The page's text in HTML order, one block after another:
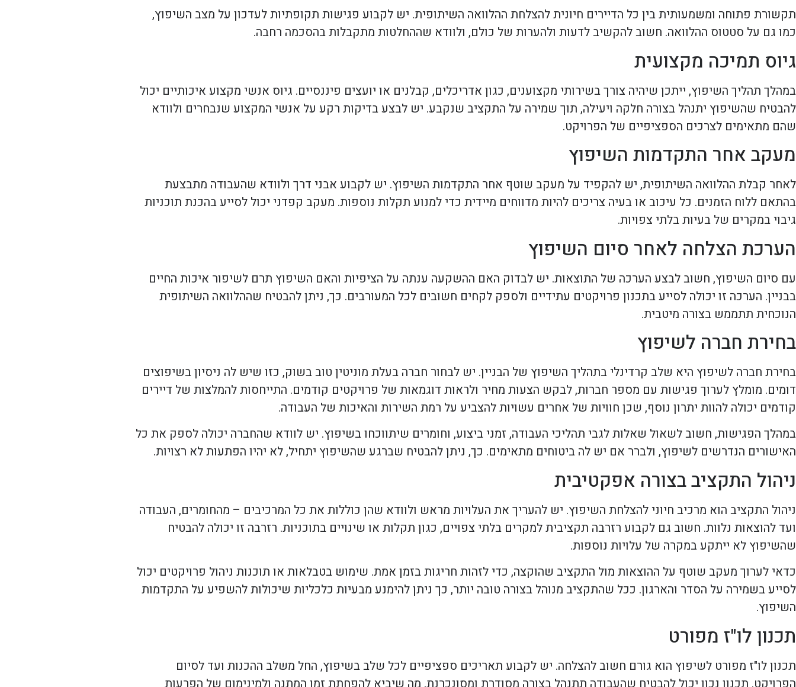
תקשורת פתוחה ומשמעותית בין כל הדיירים חיונית להצלחת ההלוואה השיתופית. יש לקבוע פגישות תקופתיות לעדכון על מצב השיפוץ,
כמו גם על סטטוס ההלוואה. חשוב להקשיב לדעות ולהערות של כולם, ולוודא שההחלטות מתקבלות בהסכמה רחבה.
גיוס תמיכה מקצועית
במהלך תהליך השיפוץ, ייתכן שיהיה צורך בשירותי מקצוענים, כגון אדריכלים, קבלנים או יועצים פיננסיים. גיוס אנשי מקצוע איכותיים יכול
להבטיח שהשיפוץ יתנהל בצורה חלקה ויעילה, תוך שמירה על התקציב שנקבע. יש לבצע בדיקות רקע על אנשי המקצוע שנבחרים ולוודא
שהם מתאימים לצרכים הספציפיים של הפרויקט.
מעקב אחר התקדמות השיפוץ
לאחר קבלת ההלוואה השיתופית, יש להקפיד על מעקב שוטף אחר התקדמות השיפוץ. יש לקבוע אבני דרך ולוודא שהעבודה מתבצעת
בהתאם ללוח הזמנים. כל עיכוב או בעיה צריכים להיות מדווחים מיידית כדי למנוע תקלות נוספות. מעקב קפדני יכול לסייע בהכנת תוכניות
גיבוי במקרים של בעיות בלתי צפויות.
הערכת הצלחה לאחר סיום השיפוץ
עם סיום השיפוץ, חשוב לבצע הערכה של התוצאות. יש לבדוק האם ההשקעה ענתה על הציפיות והאם השיפוץ תרם לשיפור איכות החיים
בבניין. הערכה זו יכולה לסייע בתכנון פרויקטים עתידיים ולספק לקחים חשובים לכל המעורבים. כך, ניתן להבטיח שההלוואה השיתופית
הנוכחית תתממש בצורה מיטבית.
בחירת חברה לשיפוץ
בחירת חברה לשיפוץ היא שלב קרדינלי בתהליך השיפוץ של הבניין. יש לבחור חברה בעלת מוניטין טוב בשוק, כזו שיש לה ניסיון בשיפוצים
דומים. מומלץ לערוך פגישות עם מספר חברות, לבקש הצעות מחיר ולראות דוגמאות של פרויקטים קודמים. התייחסות להמלצות של דיירים
קודמים יכולה להוות יתרון נוסף, שכן חוויות של אחרים עשויות להצביע על רמת השירות והאיכות של העבודה.
במהלך הפגישות, חשוב לשאול שאלות לגבי תהליכי העבודה, זמני ביצוע, וחומרים שיתווכחו בשיפוץ. יש לוודא שהחברה יכולה לספק את כל
האישורים הנדרשים לשיפוץ, ולברר אם יש לה ביטוחים מתאימים. כך, ניתן להבטיח שברגע שהשיפוץ יתחיל, לא יהיו הפתעות לא רצויות.
ניהול התקציב בצורה אפקטיבית
ניהול התקציב הוא מרכיב חיוני להצלחת השיפוץ. יש להעריך את העלויות מראש ולוודא שהן כוללות את כל המרכיבים – מהחומרים, העבודה
ועד להוצאות נלוות. חשוב גם לקבוע רזרבה תקציבית למקרים בלתי צפויים, כגון תקלות או שינויים בתוכניות. רזרבה זו יכולה להבטיח
שהשיפוץ לא ייתקע במקרה של עלויות נוספות.
כדאי לערוך מעקב שוטף על ההוצאות מול התקציב שהוקצה, כדי לזהות חריגות בזמן אמת. שימוש בטבלאות או תוכנות ניהול פרויקטים יכול
לסייע בשמירה על הסדר והארגון. ככל שהתקציב מנוהל בצורה טובה יותר, כך ניתן להימנע מבעיות כלכליות שיכולות להשפיע על התקדמות
השיפוץ.
תכנון לו"ז מפורט
תכנון לו"ז מפורט לשיפוץ הוא גורם חשוב להצלחה. יש לקבוע תאריכים ספציפיים לכל שלב בשיפוץ, החל משלב ההכנות ועד לסיום
הפרויקט. תכנון נכון יכול להבטיח שהעבודה תתנהל בצורה מסודרת ומסונכרנת, מה שיביא להפחתת זמן המתנה ולמינימום של הפרעות